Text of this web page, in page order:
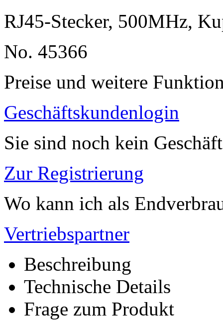
RJ45-Stecker, 500MHz,
No. 45366
Preise und weitere
Geschäftskundenlogin
Sie sind noch kein
Zur Registrierung
Wo kann ich als
Vertriebspartner
Beschreibung
Technische Details
Frage zum Produkt